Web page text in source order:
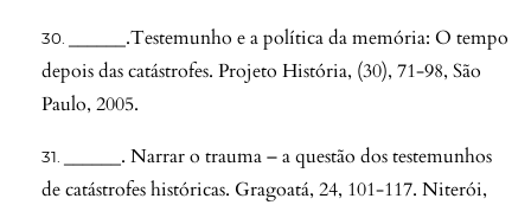
______.Testemunho e a política da memória: O tempo
depois das catástrofes. Projeto História, (30), 71-98, São
Paulo, 2005.
______. Narrar o trauma – a questão dos testemunhos
de catástrofes históricas. Gragoatá, 24, 101-117. Niterói,